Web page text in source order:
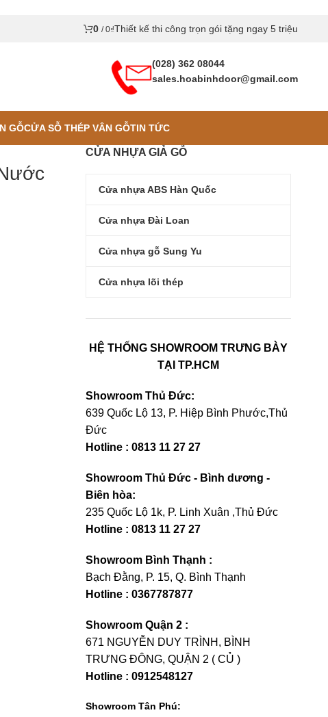
0 / 0₫Thiết kế thi công trọn gói tặng ngay 5 triệu
(028) 362 08044
sales.hoabinhdoor@gmail.com
GỖCỬA SỖ THÉP VÂN GỖTIN TỨC
CỬA NHỰA GIẢ GỖ
Cửa nhựa ABS Hàn Quốc
Cửa nhựa Đài Loan
Cửa nhựa gỗ Sung Yu
Cửa nhựa lõi thép
HỆ THỐNG SHOWROOM TRƯNG BÀY
TẠI TP.HCM
Showroom Thủ Đức:
639 Quốc Lộ 13, P. Hiệp Bình Phước,Thủ
Đức
Hotline : 0813 11 27 27
Showroom Thủ Đức - Bình dương -
Biên hòa:
235 Quốc Lộ 1k, P. Linh Xuân ,Thủ Đức
Hotline : 0813 11 27 27
Showroom Bình Thạnh :
Bạch Đằng, P. 15, Q. Bình Thạnh
Hotline : 0367787877
Showroom Quận 2 :
671 NGUYỄN DUY TRÌNH, BÌNH
TRƯNG ĐÔNG, QUẬN 2 ( CỦ )
Hotline : 0912548127
Showroom Tân Phú: